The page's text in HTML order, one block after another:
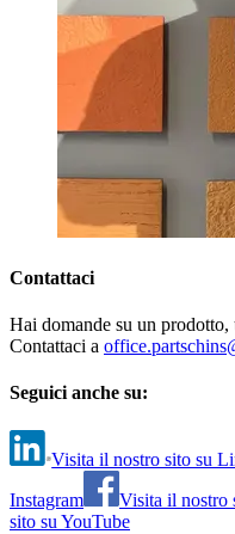
Contattaci
Hai domande su un
Contattaci a
Seguici anche su:
Visita il nostro sito su
Instagram
Visita il nostro
sito su YouTube